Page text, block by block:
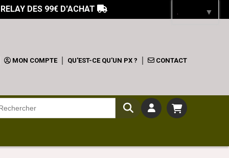
DES 99€ D'ACHAT 
MON COMPTE QU'EST-CE QU'UN PX ? CONTACT
▼